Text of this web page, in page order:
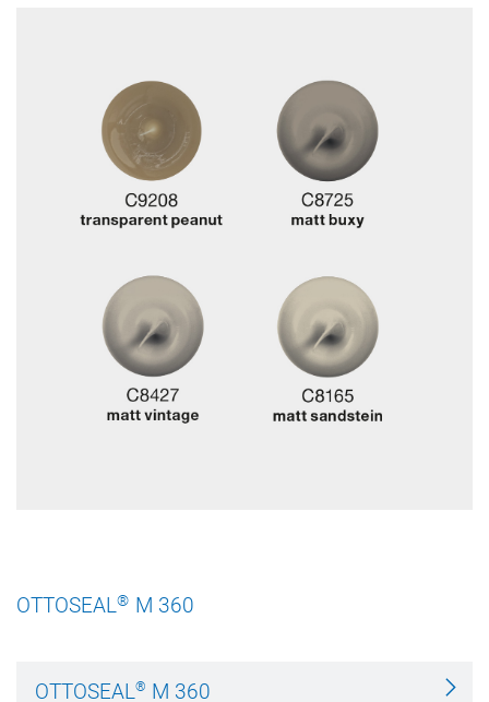
OTTOSEAL® M 360
OTTOSEAL® M 360